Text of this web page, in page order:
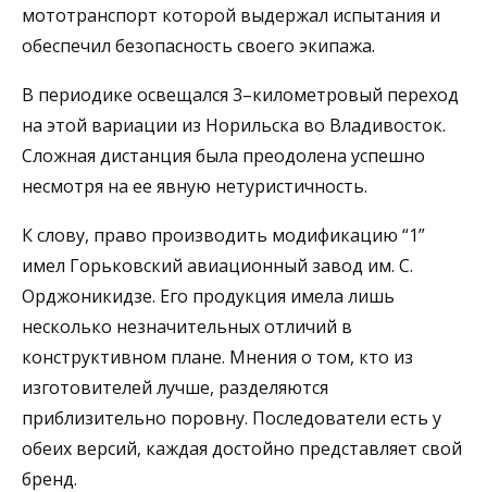
мототранспорт которой выдержал испытания и
обеспечил безопасность своего экипажа.
В периодике освещался 3–километровый переход
на этой вариации из Норильска во Владивосток.
Сложная дистанция была преодолена успешно
несмотря на ее явную нетуристичность.
К слову, право производить модификацию “1”
имел Горьковский авиационный завод им. С.
Орджоникидзе. Его продукция имела лишь
несколько незначительных отличий в
конструктивном плане. Мнения о том, кто из
изготовителей лучше, разделяются
приблизительно поровну. Последователи есть у
обеих версий, каждая достойно представляет свой
бренд.